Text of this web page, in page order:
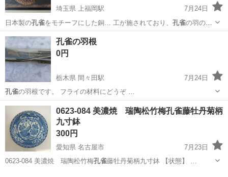
埼玉県 上福岡駅
7月24日
日本製の孔雀をモチーフにした銅… 工が施されており、 孔雀の羽の美
しさや存在…
埼玉 ふじみ野市 上福岡駅
孔雀の羽根
0円
栃木県 間々田駅
7月24日
孔雀
の羽根です。 フライの材料にどうぞ …
栃木 小山市 間々田駅 その他 孔雀
0623-084 美濃焼 瑞陶松竹梅孔雀藤牡丹菊柄
九寸鉢
300円
愛知県 名古屋市
7月23日
0623-084 美濃焼 瑞陶松竹梅孔雀 藤牡丹菊柄九寸鉢 【状態】 …